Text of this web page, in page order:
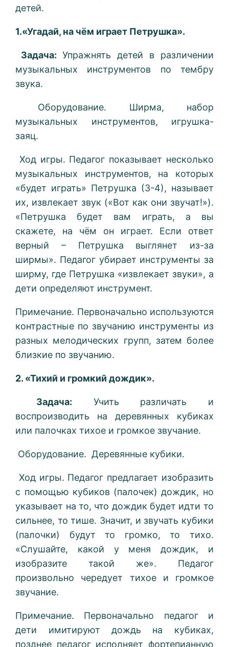
детей.
1.«Угадай, на чём играет Петрушка».
Задача:Упражнять детей в различении
музыкальных инструментов по тембру
звука.
Оборудование. Ширма, набор
музыкальных инструментов, игрушка-
заяц.
Ход игры. Педагог показывает несколько
музыкальных инструментов, на которых
«будет играть» Петрушка (3-4), называет
их, извлекает звук («Вот как они звучат!»).
«Петрушка будет вам играть, а вы
скажете, на чём он играет. Если ответ
верный – Петрушка выглянет из-за
ширмы». Педагог убирает инструменты за
ширму, где Петрушка «извлекает звуки», а
дети определяют инструмент.
Примечание. Первоначально используются
контрастные по звучанию инструменты из
разных мелодических групп, затем более
близкие по звучанию.
2. «Тихий и громкий дождик».
Задача: Учить различать и
воспроизводить на деревянных кубиках
или палочках тихое и громкое звучание.
Оборудование. Деревянные кубики.
Ход игры. Педагог предлагает изобразить
с помощью кубиков (палочек) дождик, но
указывает на то, что дождик будет идти то
сильнее, то тише. Значит, и звучать кубики
(палочки) будут то громко, то тихо.
«Слушайте, какой у меня дождик, и
изобразите такой же». Педагог
произвольно чередует тихое и громкое
звучание.
Примечание. Первоначально педагог и
дети имитируют дождь на кубиках,
позднее педагог исполняет фортепианную